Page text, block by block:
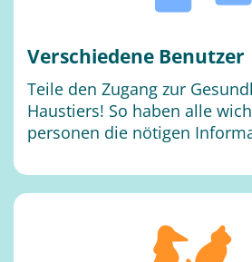
Ver­schie­de­ne Be­nut­zer
Tei­le den Zu­gang zur
Haus­tiers! So ha­ben alle
per­so­nen die nö­ti­gen